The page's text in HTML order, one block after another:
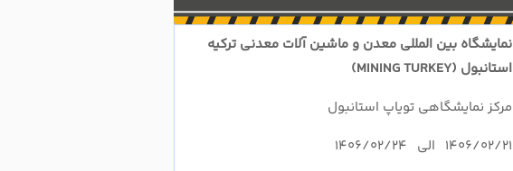
نمایشگاه بین المللی معدن و ماشین آلات معدنی ترکیه
استانبول (MINING TURKEY)
مرکز نمایشگاهی تویاپ استانبول
1406/02/21 الی 1406/02/24